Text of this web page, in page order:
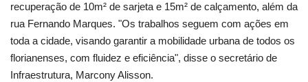
recuperação de 10m² de sarjeta e 15m² de calçamento, além da
rua Fernando Marques. "Os trabalhos seguem com ações em
toda a cidade, visando garantir a mobilidade urbana de todos os
florianenses, com fluidez e eficiência", disse o secretário de
Infraestrutura, Marcony Alisson.